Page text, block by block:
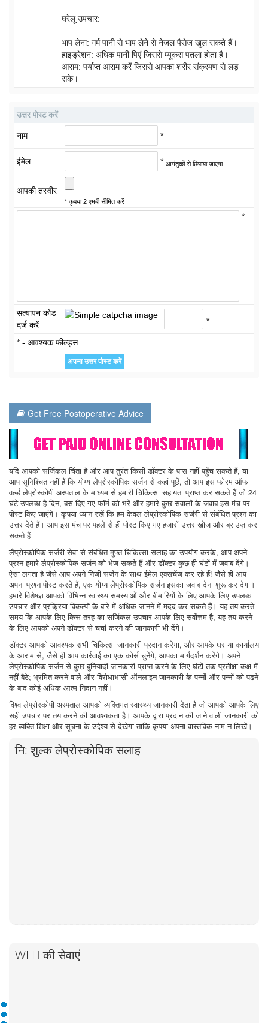
घरेलू उपचार:
भाप लेना: गर्म पानी से भाप लेने से नेज़ल पैसेज खुल सकते हैं।
हाइड्रेशन: अधिक पानी पिएं जिससे म्यूकस पतला होता है।
आराम: पर्याप्त आराम करें जिससे आपका शरीर संक्रमण से लड़
सके।
उत्तर पोस्ट करें
नाम *
ईमेल * आगंतुकों से छिपाया जाएगा
आपकी तस्वीर
* कृपया 2 एमबी सीमित करें
*
सत्यापन कोड
दर्ज करें
*
* - आवश्यक फील्ड्स
Get Free Postoperative Advice
यदि आपको सर्जिकल चिंता है और आप तुरंत किसी डॉक्टर के पास नहीं पहुँच सकते हैं, या
आप सुनिश्चित नहीं हैं कि योग्य लेप्रोस्कोपिक सर्जन से कहां पूछें, तो आप इस फोरम ऑफ
वर्ल्ड लेप्रोस्कोपी अस्पताल के माध्यम से हमारी चिकित्सा सहायता प्राप्त कर सकते हैं जो 24
घंटे उपलब्ध है दिन, बस दिए गए फॉर्म को भरें और हमारे कुछ सवालों के जवाब इस मंच पर
पोस्ट किए जाएंगे। कृपया ध्यान रखें कि हम केवल लेप्रोस्कोपिक सर्जरी से संबंधित प्रश्न का
उत्तर देते हैं। आप इस मंच पर पहले से ही पोस्ट किए गए हजारों उत्तर खोज और ब्राउज़ कर
सकते हैं
लैप्रोस्कोपिक सर्जरी सेवा से संबंधित मुफ्त चिकित्सा सलाह का उपयोग करके, आप अपने
प्रश्न हमारे लेप्रोस्कोपिक सर्जन को भेज सकते हैं और डॉक्टर कुछ ही घंटों में जवाब देंगे।
ऐसा लगता है जैसे आप अपने निजी सर्जन के साथ ईमेल एक्सचेंज कर रहे हैं! जैसे ही आप
अपना प्रश्न पोस्ट करते हैं, एक योग्य लेप्रोस्कोपिक सर्जन इसका जवाब देना शुरू कर देगा।
हमारे विशेषज्ञ आपको विभिन्न स्वास्थ्य समस्याओं और बीमारियों के लिए आपके लिए उपलब्ध
उपचार और प्रक्रिया विकल्पों के बारे में अधिक जानने में मदद कर सकते हैं। यह तय करते
समय कि आपके लिए किस तरह का सर्जिकल उपचार आपके लिए सर्वोत्तम है, यह तय करने
के लिए आपको अपने डॉक्टर से चर्चा करने की जानकारी भी देंगे।
डॉक्टर आपको आवश्यक सभी चिकित्सा जानकारी प्रदान करेगा, और आपके घर या कार्यालय
के आराम से, जैसे ही आप कार्रवाई का एक कोर्स चुनेंगे, आपका मार्गदर्शन करेंगे। अपने
लेप्रोस्कोपिक सर्जन से कुछ बुनियादी जानकारी प्राप्त करने के लिए घंटों तक प्रतीक्षा कक्ष में
नहीं बैठे; भ्रमित करने वाले और विरोधाभासी ऑनलाइन जानकारी के पन्नों और पन्नों को पढ़ने
के बाद कोई अधिक आत्म निदान नहीं।
विश्व लेप्रोस्कोपी अस्पताल आपको व्यक्तिगत स्वास्थ्य जानकारी देता है जो आपको आपके लिए
सही उपचार पर तय करने की आवश्यकता है। आपके द्वारा प्रदान की जाने वाली जानकारी को
हर व्यक्ति शिक्षा और सूचना के उद्देश्य से देखेगा ताकि कृपया अपना वास्तविक नाम न लिखें।
नि: शुल्क लेप्रोस्कोपिक सलाह
WLH की सेवाएं